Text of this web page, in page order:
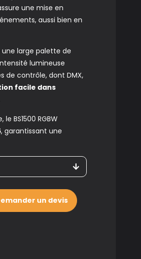
une mise en
aussi bien en
une large palette de
lumineuse
de contrôle, dont DMX,
facile dans
BS1500 RGBW
, garantissant une
un devis